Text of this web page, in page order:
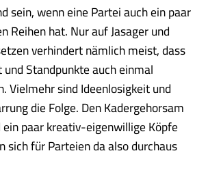
sein, wenn eine Partei auch ein paar
Reihen hat. Nur auf Jasager und
verhindert nämlich meist, dass
Standpunkte auch einmal
Vielmehr sind Ideenlosigkeit und
die Folge. Den Kadergehorsam
paar kreativ-eigenwillige Köpfe
sich für Parteien da also durchaus